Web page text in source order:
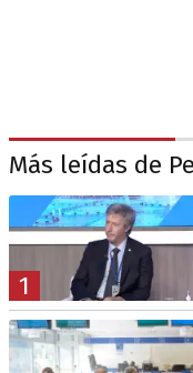
Más leídas de
1